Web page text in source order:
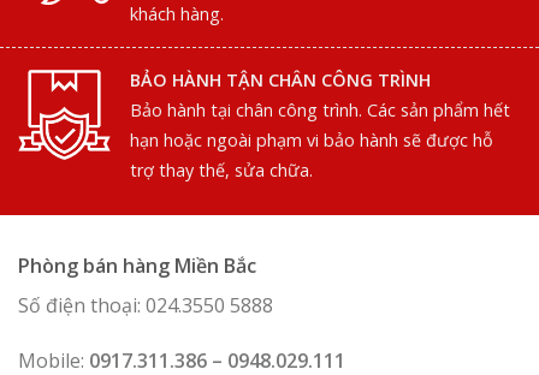
khách hàng.
BẢO HÀNH TẬN CHÂN CÔNG TRÌNH
Bảo hành tại chân công trình. Các sản phẩm hết
hạn hoặc ngoài phạm vi bảo hành sẽ được hỗ
trợ thay thế, sửa chữa.
Phòng bán hàng Miền Bắc
Số điện thoại: 024.3550 5888
Mobile: 0917.311.386 – 0948.029.111